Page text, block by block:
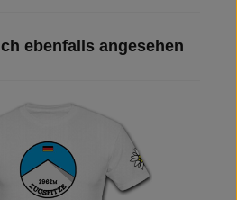
ebenfalls angesehen